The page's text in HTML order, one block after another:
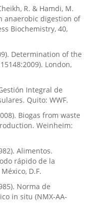
R. & Hamdi, M.
anaerobic digestion of
Biochemistry, 40,
Determination of the
London,
Integral de
Quito: WWF.
Biogas from waste
Weinheim:
Alimentos.
rápido de la
D.F.
Norma de
in situ (NMX-AA-